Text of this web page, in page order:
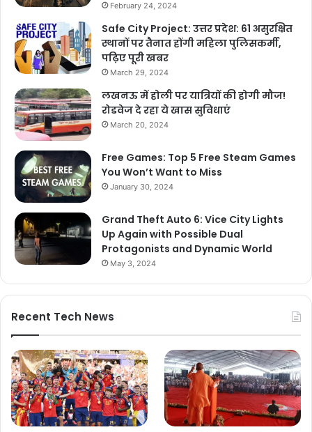
February 24, 2024
Safe City Project: उत्तर प्रदेश: 61 असुरक्षित
स्थानों पर तैनात होंगी महिला पुलिसकर्मी,
पढ़िए पूरी खबर
March 29, 2024
लखनऊ में होली पर यात्रियों की होगी मौज!
रोडवेज दे रहा ये खास सुविधाएं
March 20, 2024
Free Games: Top 5 Free Steam Games
You Won’t Want to Miss
January 30, 2024
Grand Theft Auto 6: Vice City Lights
Up Again with Possible Dual
Protagonists and Dynamic World
May 3, 2024
Recent Tech News